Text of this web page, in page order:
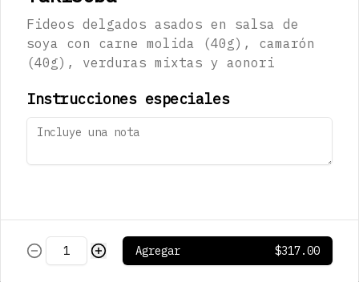
Pepsi Regular
355 mL
$73.00
$73.00
Fideos delgados asados en salsa de
soya con carne molida (40g), camarón
(40g), verduras mixtas y aonori
Instrucciones especiales
Agregar $317.00